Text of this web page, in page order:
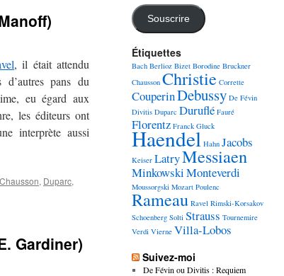
, il était attendu
d’autres pans du
eu égard aux
les éditeurs ont
interprète aussi
Chausson, Duparc,
Gardiner)
mail
Souscrire
Étiquettes
Bach Berlioz Bizet Borodine Bruckner
Chausson Christie Corrette
CouperinDebussy De Févin
Divitis Duparc Duruflé Fauré
Florentz Franck Gluck
Haendel Hahn Jacobs
Keiser LatryMessiaen
MinkowskiMonteverdi
Moussorgski Mozart Poulenc
Rameau Ravel Rimski-Korsakov
Schoenberg Solti Strauss Tournemire
Verdi Vierne Villa-Lobos
Suivez-moi
De Févin ou Divitis : Requiem